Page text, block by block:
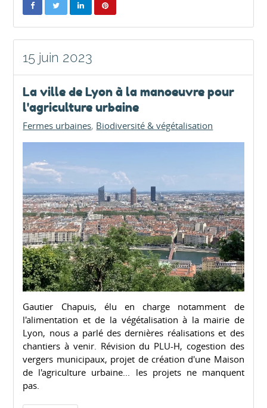
15 juin 2023
La ville de Lyon à la manoeuvre pour
l'agriculture urbaine
Fermes urbaines Biodiversité & végétalisation
Gautier Chapuis, élu en charge notamment de
l'alimentation et de la végétalisation à la mairie de
Lyon, nous a parlé des dernières réalisations et des
chantiers à venir. Révision du PLU-H, cogestion des
vergers municipaux, projet de création d'une Maison
de l'agriculture urbaine... les projets ne manquent
pas.